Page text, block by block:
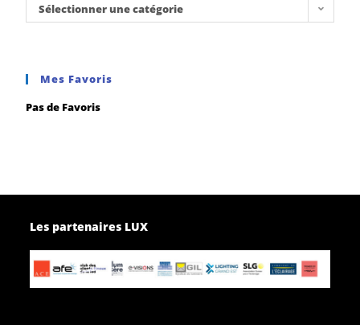
Sélectionner une catégorie
Mes Favoris
Pas de Favoris
Les partenaires LUX